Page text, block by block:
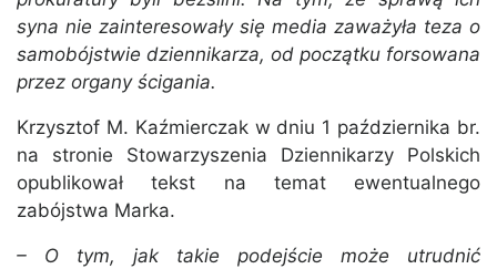
syna nie zainteresowały się media zaważyła teza o
samobójstwie dziennikarza, od początku forsowana
przez organy ścigania.
Krzysztof M. Kaźmierczak w dniu 1 października br.
na stronie Stowarzyszenia Dziennikarzy Polskich
opublikował tekst na temat ewentualnego
zabójstwa Marka.
– O tym, jak takie podejście może utrudnić